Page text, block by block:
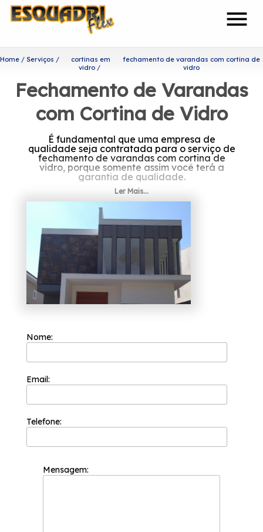
menu
Home Serviços
cortinas em
vidro
fechamento de varandas com cortina de
vidro
Fechamento de Varandas
com Cortina de Vidro
É fundamental que uma empresa de
qualidade seja contratada para o serviço de
fechamento de varandas com cortina de
vidro, porque somente assim você terá a
garantia de qualidade.
Quer conhecer fechamento de
varandas com cortina de
vidro?
Com uma equipe de profissionais formada
somente por colaboradores competentes que
buscam a total satisfação do cliente em cada
pedido e a maior inovação e evolução dos
processos, a Esquadriflex teve a sua
fundação em 2002 e já é uma das empresas
mais bem cotadas do segmento de
A Esquadriflex preza por trabalhar sempre
comprometimento com os resultados e
desfruta de muito sucesso pois tem a sua
Confira a gama de produtos da empresa:
Esquadria de Alumínio;
Janela Basculante de Alumínio;
Ler Mais...
Nome:
Email:
Telefone:
Mensagem: